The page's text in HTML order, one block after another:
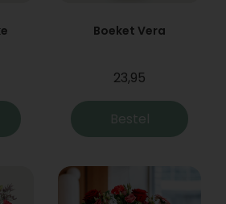
Boeket Vera
23,95
Bestel